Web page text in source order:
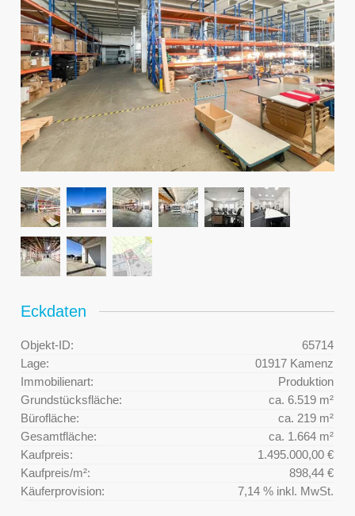
Eckdaten
Objekt-ID:
65714
Lage:
01917 Kamenz
Immobilienart:
Produktion
Grundstücksfläche:
ca. 6.519 m²
Bürofläche:
ca. 219 m²
Gesamtfläche:
ca. 1.664 m²
Kaufpreis:
1.495.000,00 €
Kaufpreis/m²:
898,44 €
Käuferprovision:
7,14 % inkl. MwSt.